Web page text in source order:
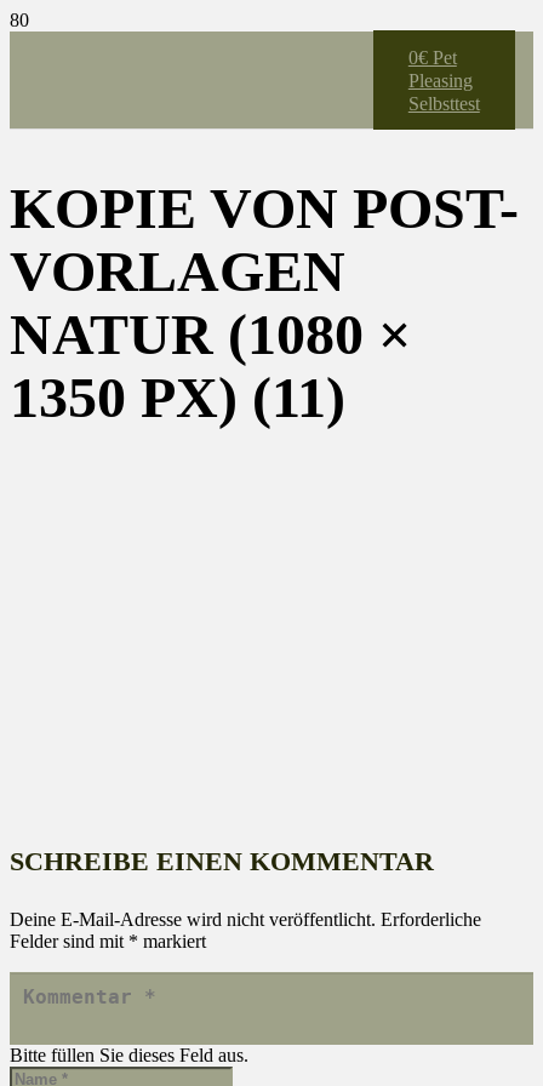
0€ Pet
Pleasing
Selbsttest
KOPIE VON POST-
VORLAGEN
NATUR (1080 ×
1350 PX) (11)
SCHREIBE EINEN KOMMENTAR
Deine E-Mail-Adresse wird nicht veröffentlicht. Erforderliche
Felder sind mit * markiert
Bitte füllen Sie dieses Feld aus.